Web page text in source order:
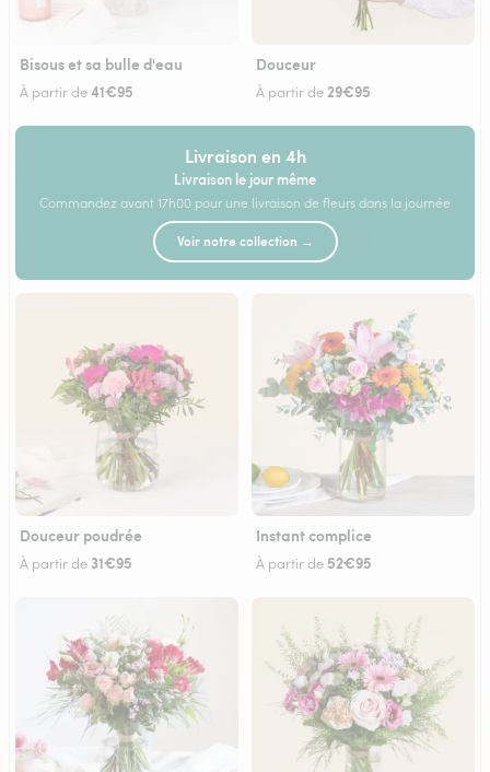
Bisous et sa bulle d'eau
À partir de41€95
Douceur
À partir de29€95
Livraison en 4h
Livraison le jour même
Commandez avant 17h00 pour une livraison de fleurs dans la journée
Voir notre collection →
Douceur poudrée
À partir de 31€95
Instant complice
À partir de 52€95